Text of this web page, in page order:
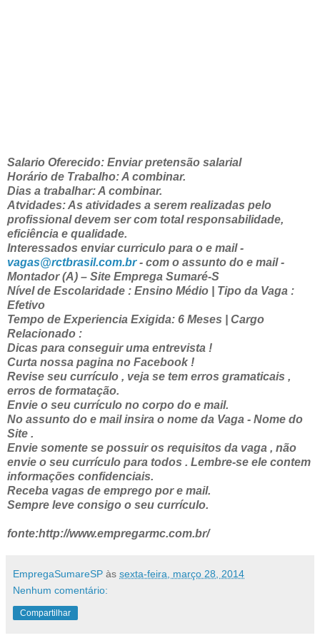
Salario Oferecido: Enviar pretensão salarial
Horário de Trabalho: A combinar.
Dias a trabalhar: A combinar.
Atvidades: As atividades a serem realizadas pelo
profissional devem ser com total responsabilidade,
eficiência e qualidade.
Interessados enviar curriculo para o e mail -
vagas@rctbrasil.com.br- com o assunto do e mail -
Montador (A) – Site Emprega Sumaré-S
Nível de Escolaridade : Ensino Médio | Tipo da Vaga :
Efetivo
Tempo de Experiencia Exigida: 6 Meses | Cargo
Relacionado :
Dicas para conseguir uma entrevista !
Curta nossa pagina no Facebook !
Revise seu currículo , veja se tem erros gramaticais ,
erros de formatação.
Envie o seu currículo no corpo do e mail.
No assunto do e mail insira o nome da Vaga - Nome do
Site .
Envie somente se possuir os requisitos da vaga , não
envie o seu currículo para todos . Lembre-se ele contem
informações confidenciais.
Receba vagas de emprego por e mail.
Sempre leve consigo o seu currículo.
fonte:http://www.empregarmc.com.br/
EmpregaSumareSP às sexta-feira, março 28, 2014
Nenhum comentário:
Compartilhar